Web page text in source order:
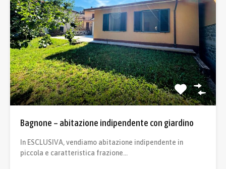
Bagnone – abitazione indipendente con giardino
In ESCLUSIVA, vendiamo abitazione indipendente in
piccola e caratteristica frazione…